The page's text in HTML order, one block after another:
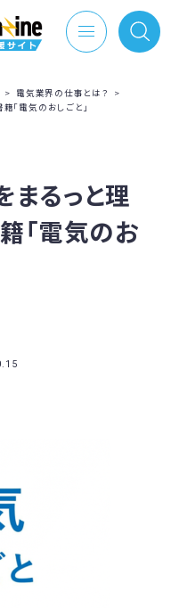
> 電気業界の仕事とは？
>
「電気のおしごと」
まるっと理
「電気のお